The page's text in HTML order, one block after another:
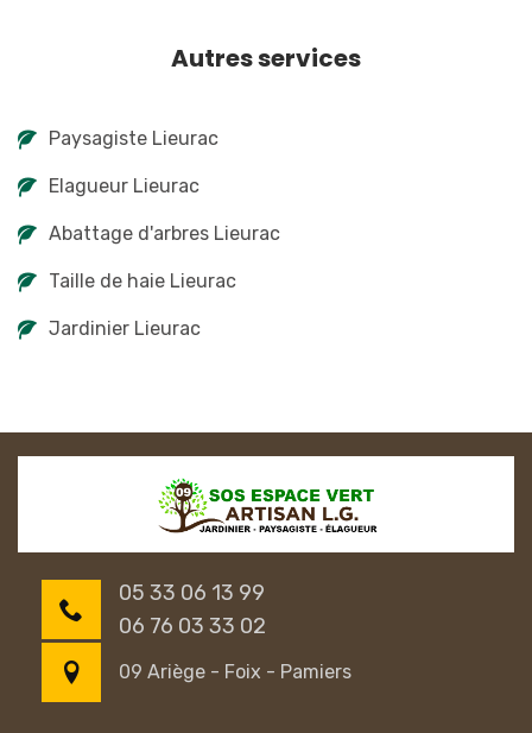
Autres services
Paysagiste Lieurac
Elagueur Lieurac
Abattage d'arbres Lieurac
Taille de haie Lieurac
Jardinier Lieurac
05 33 06 13 99
06 76 03 33 02
09 Ariège - Foix - Pamiers